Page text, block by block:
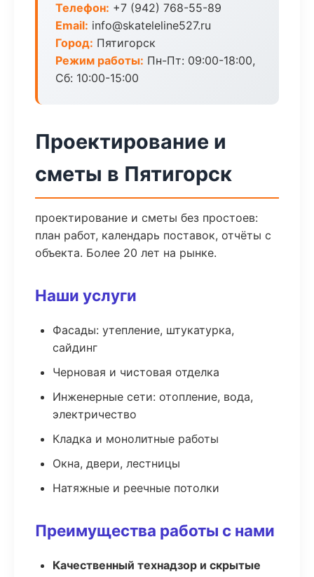
Телефон: +7 (942) 768-55-89
Email: info@skateleline527.ru
Город: Пятигорск
Режим работы: Пн-Пт: 09:00-18:00,
Сб: 10:00-15:00
Проектирование и
сметы в Пятигорск
проектирование и сметы без простоев:
план работ, календарь поставок, отчёты с
объекта. Более 20 лет на рынке.
Наши услуги
Фасады: утепление, штукатурка,
сайдинг
Черновая и чистовая отделка
Инженерные сети: отопление, вода,
электричество
Кладка и монолитные работы
Окна, двери, лестницы
Натяжные и реечные потолки
Преимущества работы с нами
Качественный технадзор и скрытые